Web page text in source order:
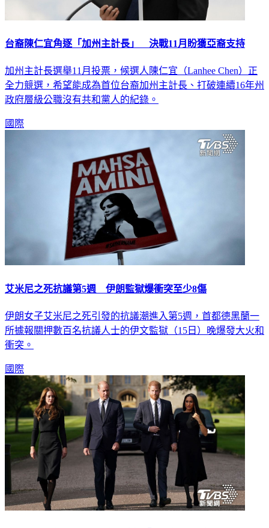
台裔陳仁宜角逐「加州主計長」 決戰11月盼獲亞裔支持
加州主計長選舉11月投票，候選人陳仁宜（Lanhee Chen）正
全力競選，希望能成為首位台裔加州主計長、打破連續16年州
政府層級公職沒有共和黨人的紀錄。
國際
艾米尼之死抗議第5週 伊朗監獄爆衝突至少8傷
伊朗女子艾米尼之死引發的抗議潮進入第5週，首都德黑蘭一
所據報關押數百名抗議人士的伊文監獄（15日）晚爆發大火和
衝突。
國際